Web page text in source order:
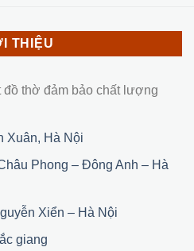
THIỆU
đồ thờ đảm bảo chất lượng
Xuân, Hà Nội
Phong – Đông Anh – Hà
Xiển – Hà Nội
giang